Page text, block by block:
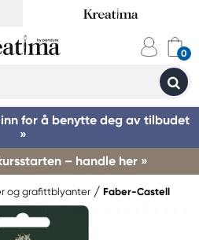
for å benytte deg av tilbudet
»
– handle her »
og grafittblyanter Faber-Castell